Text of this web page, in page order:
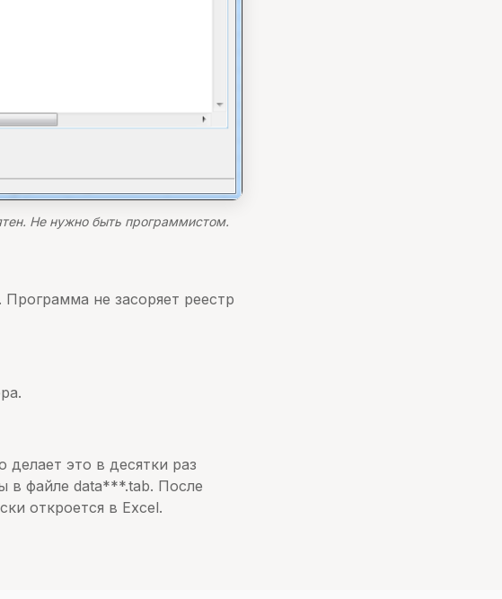
Не нужно быть программистом.
не засоряет реестр
делает это в десятки раз
в файле data***.tab. После
откроется в Excel.